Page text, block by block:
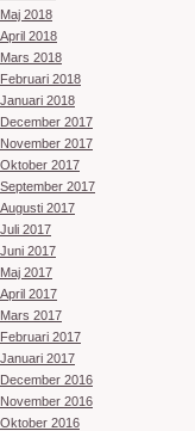
Maj 2018
April 2018
Mars 2018
Februari 2018
Januari 2018
December 2017
November 2017
Oktober 2017
September 2017
Augusti 2017
Juli 2017
Juni 2017
Maj 2017
April 2017
Mars 2017
Februari 2017
Januari 2017
December 2016
November 2016
Oktober 2016